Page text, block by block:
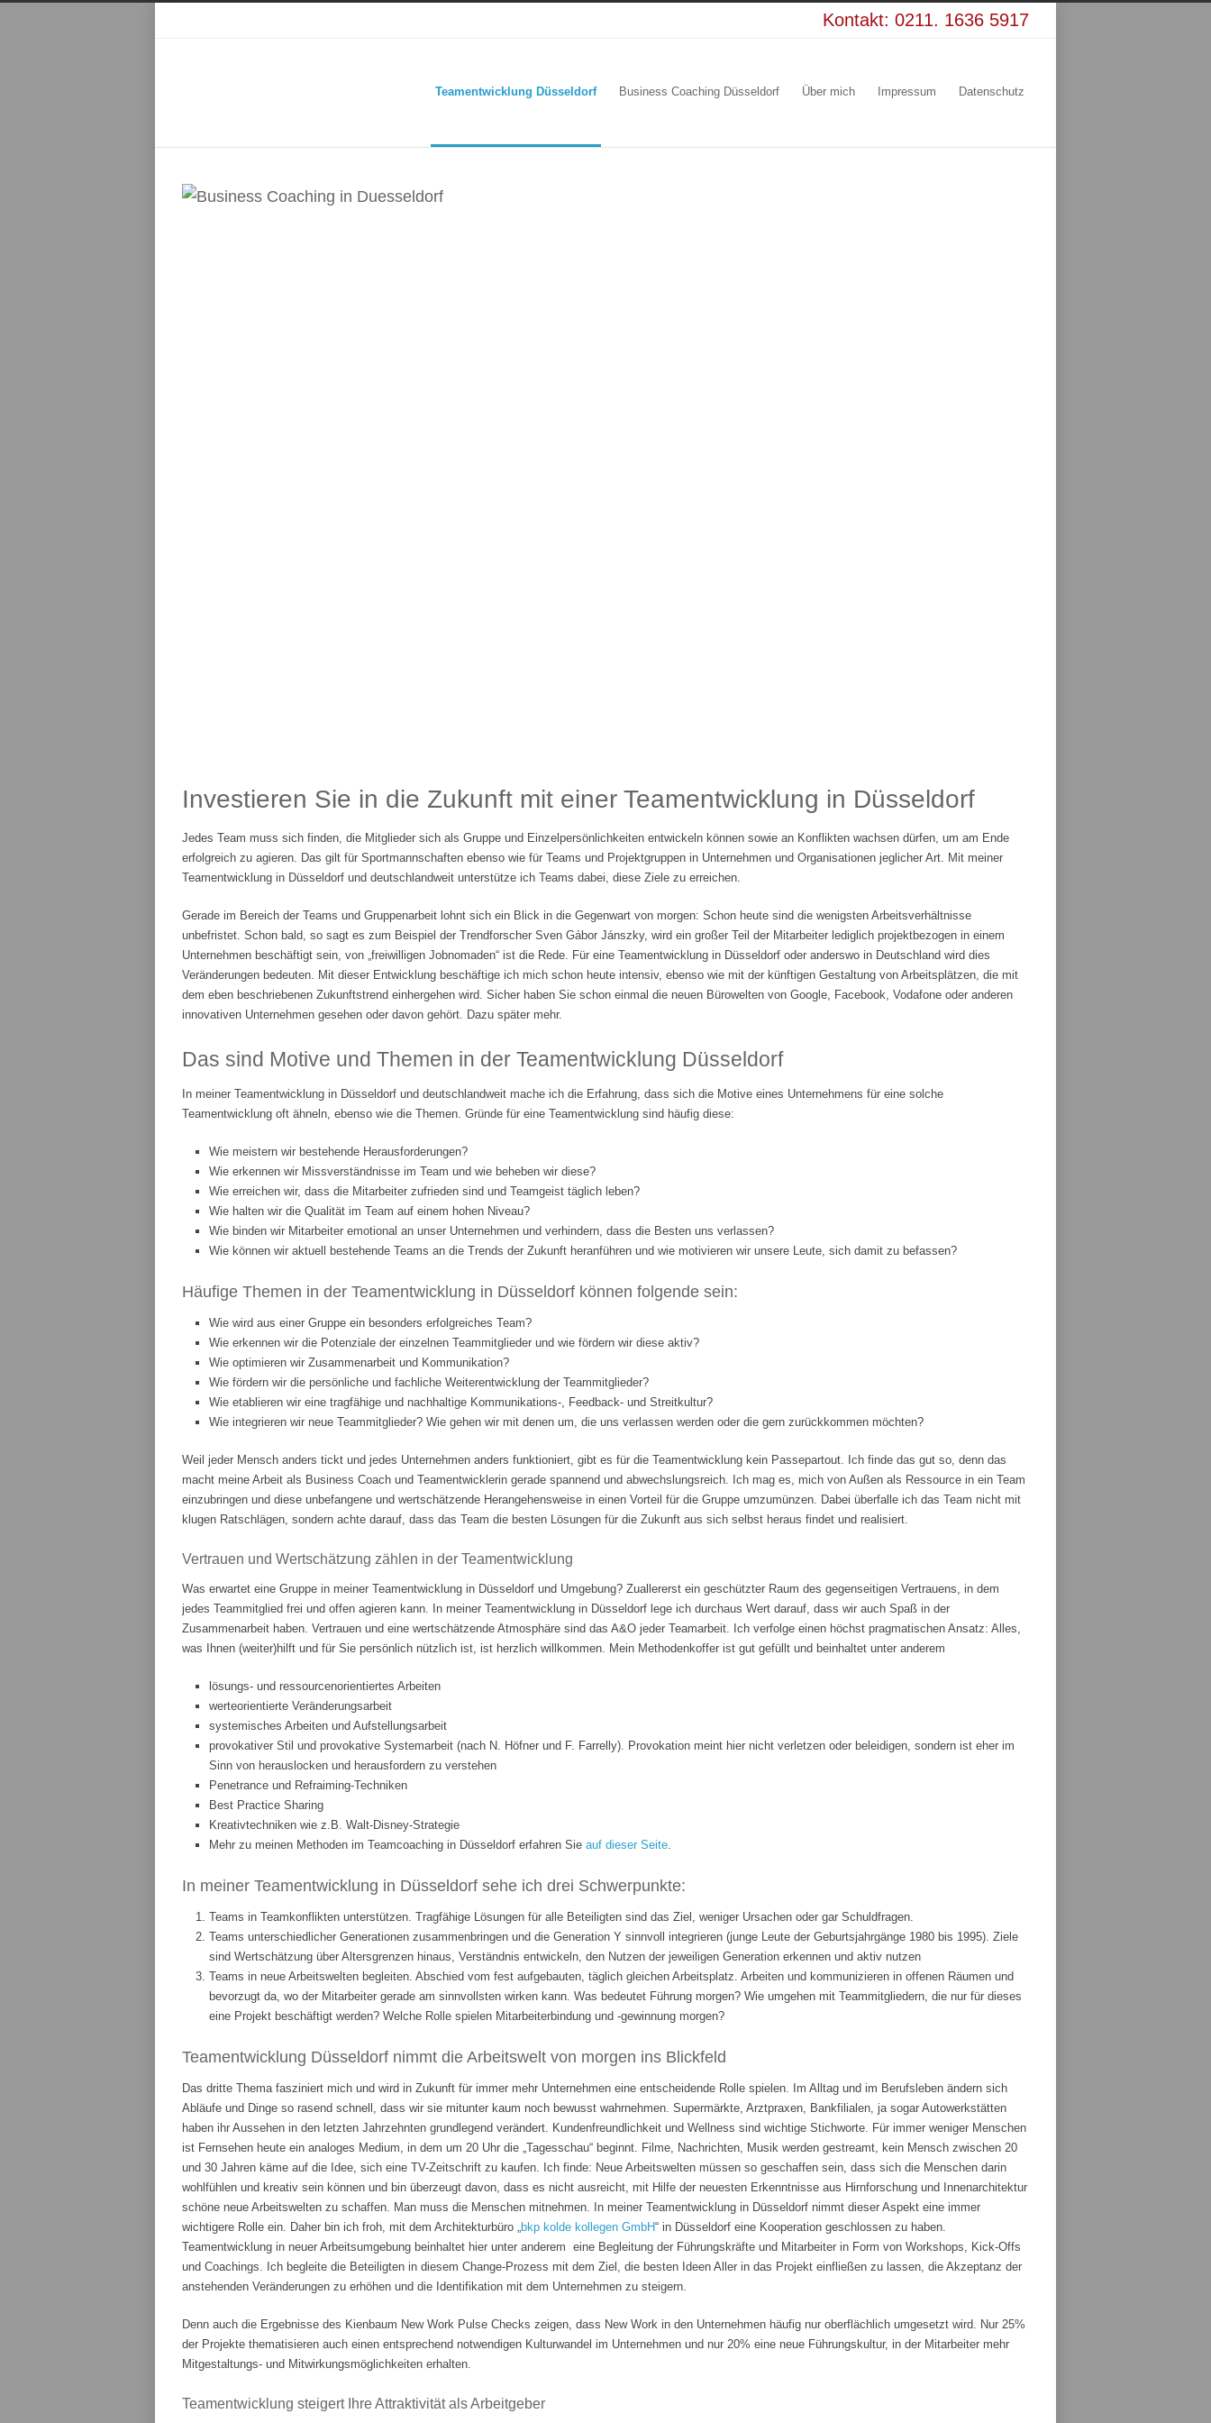
Kontakt: 0211. 1636 5917
Teamentwicklung Düsseldorf Business Coaching Düsseldorf Über mich Impressum Datenschutz
Investieren Sie in die Zukunft mit einer Teamentwicklung in Düsseldorf
Jedes Team muss sich finden, die Mitglieder sich als Gruppe und Einzelpersönlichkeiten entwickeln können sowie an Konflikten wachsen dürfen, um am Ende
erfolgreich zu agieren. Das gilt für Sportmannschaften ebenso wie für Teams und Projektgruppen in Unternehmen und Organisationen jeglicher Art. Mit meiner
Teamentwicklung in Düsseldorf und deutschlandweit unterstütze ich Teams dabei, diese Ziele zu erreichen.
Gerade im Bereich der Teams und Gruppenarbeit lohnt sich ein Blick in die Gegenwart von morgen: Schon heute sind die wenigsten Arbeitsverhältnisse
unbefristet. Schon bald, so sagt es zum Beispiel der Trendforscher Sven Gábor Jánszky, wird ein großer Teil der Mitarbeiter lediglich projektbezogen in einem
Unternehmen beschäftigt sein, von „freiwilligen Jobnomaden“ ist die Rede. Für eine Teamentwicklung in Düsseldorf oder anderswo in Deutschland wird dies
Veränderungen bedeuten. Mit dieser Entwicklung beschäftige ich mich schon heute intensiv, ebenso wie mit der künftigen Gestaltung von Arbeitsplätzen, die mit
dem eben beschriebenen Zukunftstrend einhergehen wird. Sicher haben Sie schon einmal die neuen Bürowelten von Google, Facebook, Vodafone oder anderen
innovativen Unternehmen gesehen oder davon gehört. Dazu später mehr.
Das sind Motive und Themen in der Teamentwicklung Düsseldorf
In meiner Teamentwicklung in Düsseldorf und deutschlandweit mache ich die Erfahrung, dass sich die Motive eines Unternehmens für eine solche
Teamentwicklung oft ähneln, ebenso wie die Themen. Gründe für eine Teamentwicklung sind häufig diese:
Wie meistern wir bestehende Herausforderungen?
Wie erkennen wir Missverständnisse im Team und wie beheben wir diese?
Wie erreichen wir, dass die Mitarbeiter zufrieden sind und Teamgeist täglich leben?
Wie halten wir die Qualität im Team auf einem hohen Niveau?
Wie binden wir Mitarbeiter emotional an unser Unternehmen und verhindern, dass die Besten uns verlassen?
Wie können wir aktuell bestehende Teams an die Trends der Zukunft heranführen und wie motivieren wir unsere Leute, sich damit zu befassen?
Häufige Themen in der Teamentwicklung in Düsseldorf können folgende sein:
Wie wird aus einer Gruppe ein besonders erfolgreiches Team?
Wie erkennen wir die Potenziale der einzelnen Teammitglieder und wie fördern wir diese aktiv?
Wie optimieren wir Zusammenarbeit und Kommunikation?
Wie fördern wir die persönliche und fachliche Weiterentwicklung der Teammitglieder?
Wie etablieren wir eine tragfähige und nachhaltige Kommunikations-, Feedback- und Streitkultur?
Wie integrieren wir neue Teammitglieder? Wie gehen wir mit denen um, die uns verlassen werden oder die gern zurückkommen möchten?
Weil jeder Mensch anders tickt und jedes Unternehmen anders funktioniert, gibt es für die Teamentwicklung kein Passepartout. Ich finde das gut so, denn das
macht meine Arbeit als Business Coach und Teamentwicklerin gerade spannend und abwechslungsreich. Ich mag es, mich von Außen als Ressource in ein Team
einzubringen und diese unbefangene und wertschätzende Herangehensweise in einen Vorteil für die Gruppe umzumünzen. Dabei überfalle ich das Team nicht mit
klugen Ratschlägen, sondern achte darauf, dass das Team die besten Lösungen für die Zukunft aus sich selbst heraus findet und realisiert.
Vertrauen und Wertschätzung zählen in der Teamentwicklung
Was erwartet eine Gruppe in meiner Teamentwicklung in Düsseldorf und Umgebung? Zuallererst ein geschützter Raum des gegenseitigen Vertrauens, in dem
jedes Teammitglied frei und offen agieren kann. In meiner Teamentwicklung in Düsseldorf lege ich durchaus Wert darauf, dass wir auch Spaß in der
Zusammenarbeit haben. Vertrauen und eine wertschätzende Atmosphäre sind das A&O jeder Teamarbeit. Ich verfolge einen höchst pragmatischen Ansatz: Alles,
was Ihnen (weiter)hilft und für Sie persönlich nützlich ist, ist herzlich willkommen. Mein Methodenkoffer ist gut gefüllt und beinhaltet unter anderem
lösungs- und ressourcenorientiertes Arbeiten
werteorientierte Veränderungsarbeit
systemisches Arbeiten und Aufstellungsarbeit
provokativer Stil und provokative Systemarbeit (nach N. Höfner und F. Farrelly). Provokation meint hier nicht verletzen oder beleidigen, sondern ist eher im
Sinn von herauslocken und herausfordern zu verstehen
Penetrance und Refraiming-Techniken
Best Practice Sharing
Kreativtechniken wie z.B. Walt-Disney-Strategie
Mehr zu meinen Methoden im Teamcoaching in Düsseldorf erfahren Sie auf dieser Seite.
In meiner Teamentwicklung in Düsseldorf sehe ich drei Schwerpunkte:
Teams in Teamkonflikten unterstützen. Tragfähige Lösungen für alle Beteiligten sind das Ziel, weniger Ursachen oder gar Schuldfragen.
Teams unterschiedlicher Generationen zusammenbringen und die Generation Y sinnvoll integrieren (junge Leute der Geburtsjahrgänge 1980 bis 1995). Ziele
sind Wertschätzung über Altersgrenzen hinaus, Verständnis entwickeln, den Nutzen der jeweiligen Generation erkennen und aktiv nutzen
Teams in neue Arbeitswelten begleiten. Abschied vom fest aufgebauten, täglich gleichen Arbeitsplatz. Arbeiten und kommunizieren in offenen Räumen und
bevorzugt da, wo der Mitarbeiter gerade am sinnvollsten wirken kann. Was bedeutet Führung morgen? Wie umgehen mit Teammitgliedern, die nur für dieses
eine Projekt beschäftigt werden? Welche Rolle spielen Mitarbeiterbindung und -gewinnung morgen?
Teamentwicklung Düsseldorf nimmt die Arbeitswelt von morgen ins Blickfeld
Das dritte Thema fasziniert mich und wird in Zukunft für immer mehr Unternehmen eine entscheidende Rolle spielen. Im Alltag und im Berufsleben ändern sich
Abläufe und Dinge so rasend schnell, dass wir sie mitunter kaum noch bewusst wahrnehmen. Supermärkte, Arztpraxen, Bankfilialen, ja sogar Autowerkstätten
haben ihr Aussehen in den letzten Jahrzehnten grundlegend verändert. Kundenfreundlichkeit und Wellness sind wichtige Stichworte. Für immer weniger Menschen
ist Fernsehen heute ein analoges Medium, in dem um 20 Uhr die „Tagesschau“ beginnt. Filme, Nachrichten, Musik werden gestreamt, kein Mensch zwischen 20
und 30 Jahren käme auf die Idee, sich eine TV-Zeitschrift zu kaufen. Ich finde: Neue Arbeitswelten müssen so geschaffen sein, dass sich die Menschen darin
wohlfühlen und kreativ sein können und bin überzeugt davon, dass es nicht ausreicht, mit Hilfe der neuesten Erkenntnisse aus Hirnforschung und Innenarchitektur
schöne neue Arbeitswelten zu schaffen. Man muss die Menschen mitnehmen. In meiner Teamentwicklung in Düsseldorf nimmt dieser Aspekt eine immer
wichtigere Rolle ein. Daher bin ich froh, mit dem Architekturbüro „bkp kolde kollegen GmbH“ in Düsseldorf eine Kooperation geschlossen zu haben.
Teamentwicklung in neuer Arbeitsumgebung beinhaltet hier unter anderem eine Begleitung der Führungskräfte und Mitarbeiter in Form von Workshops, Kick-Offs
und Coachings. Ich begleite die Beteiligten in diesem Change-Prozess mit dem Ziel, die besten Ideen Aller in das Projekt einfließen zu lassen, die Akzeptanz der
anstehenden Veränderungen zu erhöhen und die Identifikation mit dem Unternehmen zu steigern.
Denn auch die Ergebnisse des Kienbaum New Work Pulse Checks zeigen, dass New Work in den Unternehmen häufig nur oberflächlich umgesetzt wird. Nur 25%
der Projekte thematisieren auch einen entsprechend notwendigen Kulturwandel im Unternehmen und nur 20% eine neue Führungskultur, in der Mitarbeiter mehr
Mitgestaltungs- und Mitwirkungsmöglichkeiten erhalten.
Teamentwicklung steigert Ihre Attraktivität als Arbeitgeber